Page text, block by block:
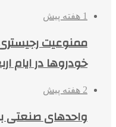
1 هفته پیش
ممنوعیت
خودروها در ایام
2 هفته پیش
واحدهای صنعتی